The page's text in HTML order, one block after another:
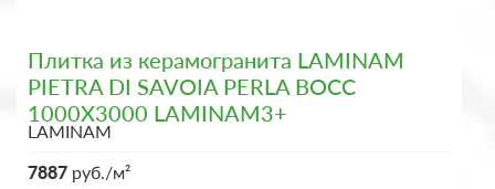
Плитка из керамогранита LAMINAM
PIETRA DI SAVOIA PERLA BOCC
1000X3000 LAMINAM3+
LAMINAM
7887 руб./м²